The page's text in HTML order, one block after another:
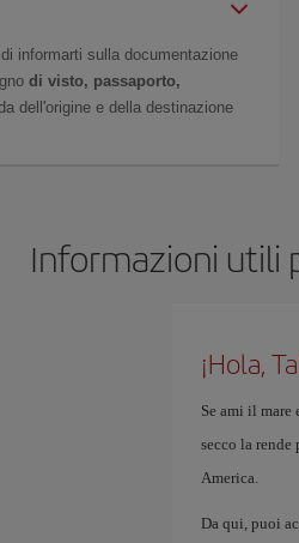
di informarti sulla documentazione
di visto, passaporto,
dell'origine e della destinazione
Informazioni utili
¡Hola,
Se ami il mare
secco la rende
America.
Da qui, puoi